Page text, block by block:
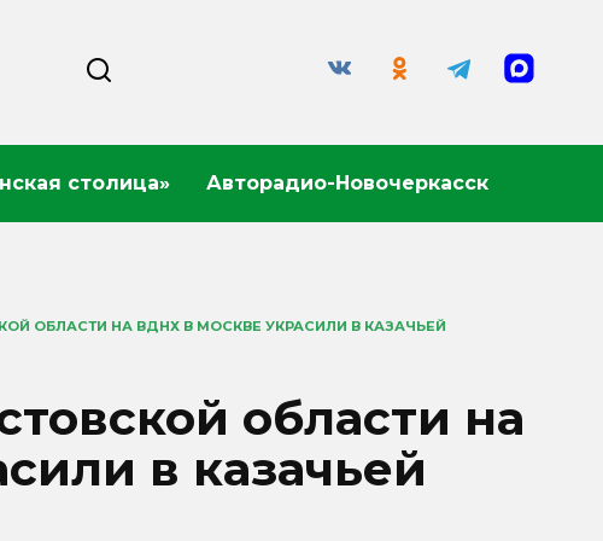
столица» Авторадио-Новочеркасск
ОБЛАСТИ НА ВДНХ В МОСКВЕ УКРАСИЛИ В КАЗАЧЬЕЙ
области на
в казачьей